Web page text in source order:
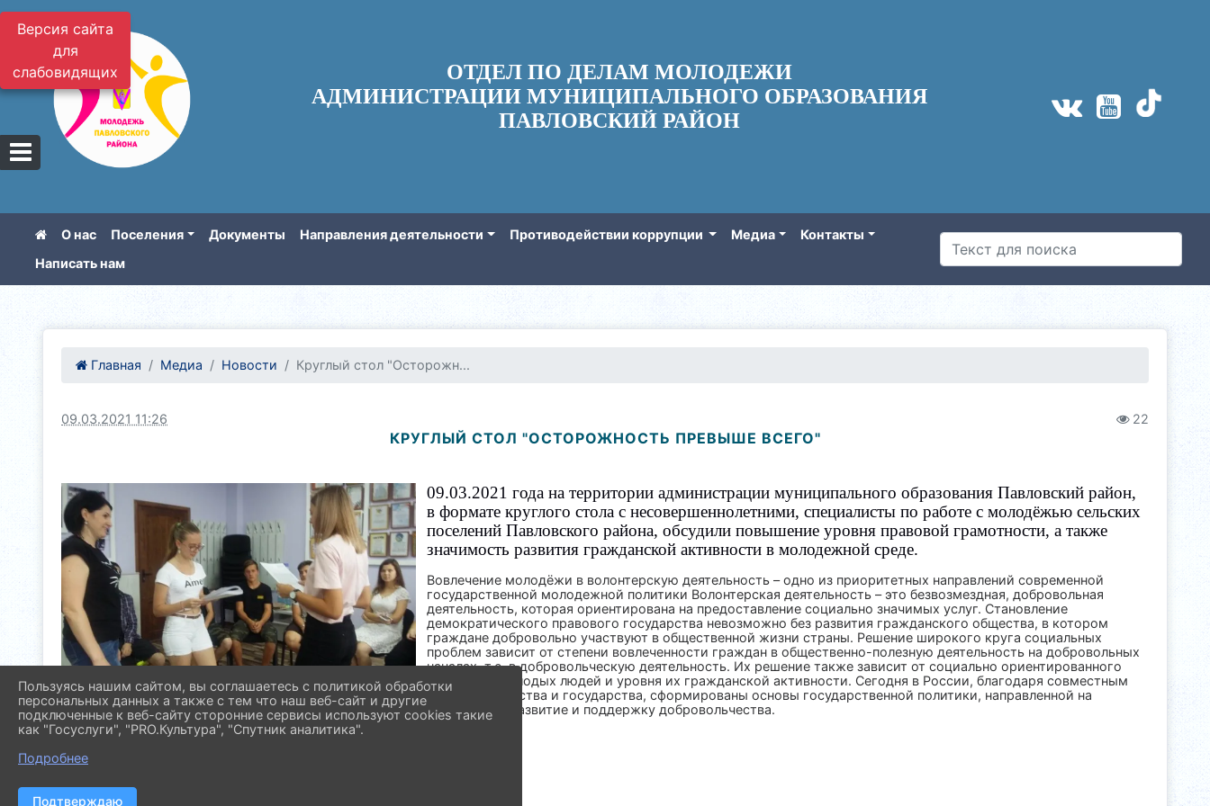
Версия сайта
для
слабовидящих
ОТДЕЛ ПО ДЕЛАМ МОЛОДЕЖИ
АДМИНИСТРАЦИИ МУНИЦИПАЛЬНОГО ОБРАЗОВАНИЯ
ПАВЛОВСКИЙ РАЙОН
О нас Поселения Документы Направления деятельности Противодействии коррупции Медиа
Контакты
Написать нам
Главная Медиа Новости Круглый стол "Осторожн...
09.03.2021 11:26 22
КРУГЛЫЙ СТОЛ "ОСТОРОЖНОСТЬ ПРЕВЫШЕ ВСЕГО"
09.03.2021 года на территории администрации муниципального образования Павловский район,
в формате круглого стола с несовершеннолетними, специалисты по работе с молодёжью сельских
поселений Павловского района, обсудили повышение уровня правовой грамотности, а также
значимость развития гражданской активности в молодежной среде.
Вовлечение молодёжи в волонтерскую деятельность – одно из приоритетных направлений современной
государственной молодежной политики Волонтерская деятельность – это безвозмездная, добровольная
деятельность, которая ориентирована на предоставление социально значимых услуг. Становление
демократического правового государства невозможно без развития гражданского общества, в котором
граждане добровольно участвуют в общественной жизни страны. Решение широкого круга социальных
проблем зависит от степени вовлеченности граждан в общественно-полезную деятельность на добровольных
началах, т.е. в добровольческую деятельность. Их решение также зависит от социально ориентированного
поведения молодых людей и уровня их гражданской активности. Сегодня в России, благодаря совместным
усилиям общества и государства, сформированы основы государственной политики, направленной на
содействие, развитие и поддержку добровольчества.
Пользуясь нашим сайтом, вы соглашаетесь с политикой обработки
персональных данных а также с тем что наш веб-сайт и другие
подключенные к веб-сайту сторонние сервисы используют cookies такие
как "Госуслуги", "PRO.Культура", "Спутник аналитика".
Подробнее
Подтверждаю